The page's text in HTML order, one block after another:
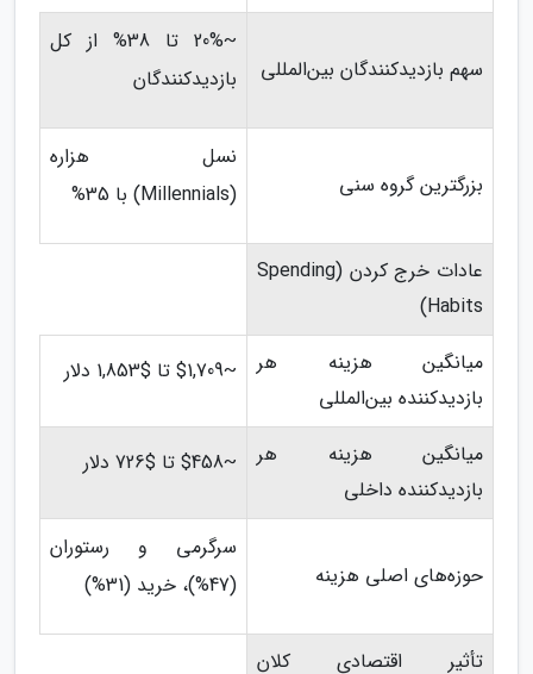
سهم بازدیدکنندگان بین‌المللی
~20% تا 38% از کل
بازدیدکنندگان
بزرگترین گروه سنی
نسل هزاره
(Millennials) با 35%
عادات خرج کردن (Spending
Habits)
میانگین هزینه هر
بازدیدکننده بین‌المللی
~$1,709 تا $1,853 دلار
میانگین هزینه هر
بازدیدکننده داخلی
~$458 تا $726 دلار
حوزه‌های اصلی هزینه
سرگرمی و رستوران
(47%)، خرید (31%)
تأثیر اقتصادی کلان